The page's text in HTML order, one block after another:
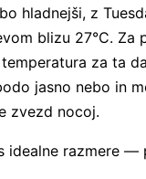
hladnejši, z
blizu 27°C. Za
za ta
jasno nebo in
zvezd nocoj.
idealne razmere —